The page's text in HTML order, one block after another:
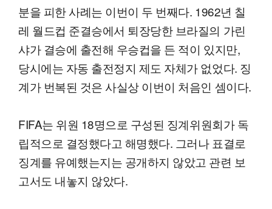
분을 피한 사례는 이번이 두 번째다. 1962년 칠
레 월드컵 준결승에서 퇴장당한 브라질의 가린
샤가 결승에 출전해 우승컵을 든 적이 있지만,
당시에는 자동 출전정지 제도 자체가 없었다. 징
계가 번복된 것은 사실상 이번이 처음인 셈이다.
FIFA는 위원 18명으로 구성된 징계위원회가 독
립적으로 결정했다고 해명했다. 그러나 표결로
징계를 유예했는지는 공개하지 않았고 관련 보
고서도 내놓지 않았다.